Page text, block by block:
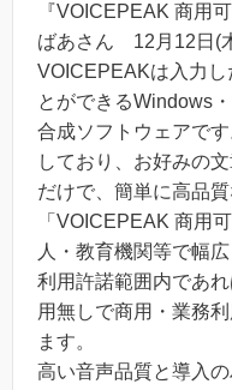
『VOICEPEAK 商用
ばあさん 12月12日(
VOICEPEAKは入力し
とができるWindows
合成ソフトウェアで
しており、お好みの
だけで、簡単に高品
「VOICEPEAK 商用
人・教育機関等で幅
利用許諾範囲内であ
用無しで商用・業務
ます。
高い音声品質と導入